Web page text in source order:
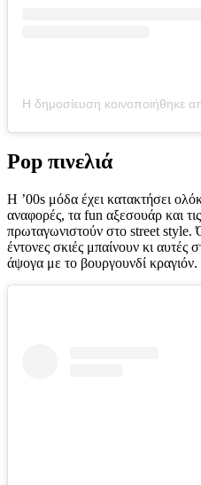
Pop πινελιά
Η ’00s μόδα έχει κατακτήσει
αναφορές, τα fun αξεσουάρ και
πρωταγωνιστούν στο street style.
έντονες σκιές μπαίνουν κι αυτές
άψογα με το βουργουνδί κραγιόν.